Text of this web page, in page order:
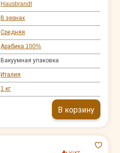
Hausbrandt
В зернах
Средняя
Арабика 100%
Вакуумная упаковка
Италия
1 кг
В корзину